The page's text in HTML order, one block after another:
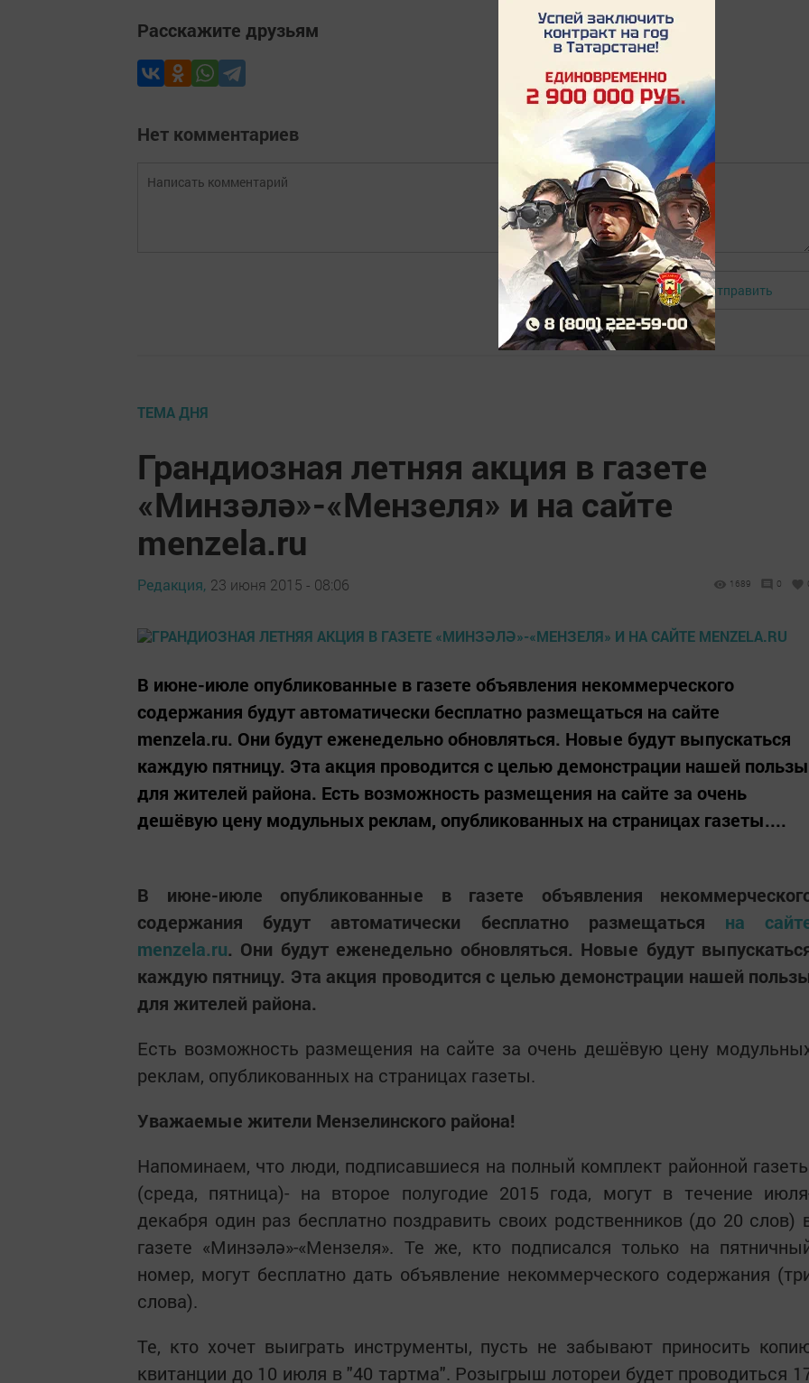
Расскажите друзьям
Нет комментариев
Авторизоваться Отправить
ТЕМА ДНЯ
Грандиозная летняя акция в газете
«Минзәлә»-«Мензеля» и на сайте
menzela.ru
Редакция, 23 июня 2015 - 08:06 1689 0
В июне-июле опубликованные в газете объявления некоммерческого
содержания будут автоматически бесплатно размещаться на сайте
menzela.ru. Они будут еженедельно обновляться. Новые будут выпускаться
каждую пятницу. Эта акция проводится с целью демонстрации нашей пользы
для жителей района. Есть возможность размещения на сайте за очень
дешёвую цену модульных реклам, опубликованных на страницах газеты....
В июне-июле опубликованные в газете объявления
содержания будут автоматически бесплатно размещаться на
menzela.ru. Они будут еженедельно обновляться. Новые будут
каждую пятницу. Эта акция проводится с целью демонстрации нашей
для жителей района.
Есть возможность размещения на сайте за очень дешёвую цену
реклам, опубликованных на страницах газеты.
Уважаемые жители Мензелинского района!
Напоминаем, что люди, подписавшиеся на полный комплект районной
(среда, пятница)- на второе полугодие 2015 года, могут в течение
декабря один раз бесплатно поздравить своих родственников (до 20 слов)
газете «Минзәлә»-«Мензеля». Те же, кто подписался только на
номер, могут бесплатно дать объявление некоммерческого содержания
слова).
Те, кто хочет выиграть инструменты, пусть не забывают приносить
квитанции до 10 июля в "40 тартма". Розыгрыш лотореи будет проводиться